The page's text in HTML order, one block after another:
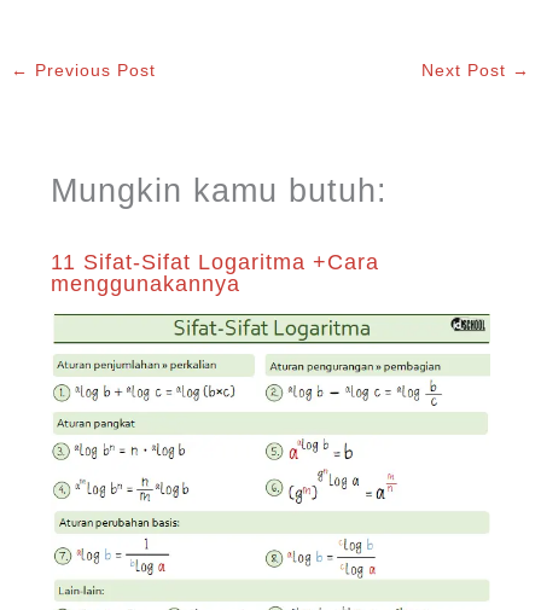
← Previous Post Next Post →
Mungkin kamu butuh:
11 Sifat-Sifat Logaritma +Cara
menggunakannya